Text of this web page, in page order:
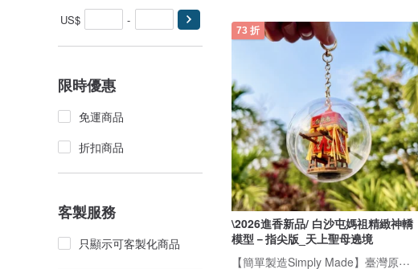
US$ -
限時優惠
免運商品
折扣商品
客製服務
只顯示可客製化商品
73 折
\2026進香新品/ 白沙屯媽祖精緻神轎
模型－指尖版_天上聖母遶境
【簡單製造Simply Made】臺灣原創積木｜商品研發設計IP授權聯名